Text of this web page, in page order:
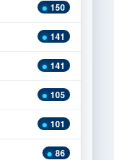
150
141
141
105
101
86